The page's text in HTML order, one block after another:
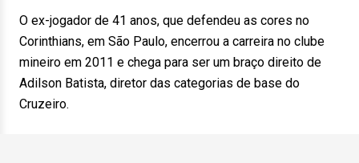
O ex-jogador de 41 anos, que defendeu as cores no
Corinthians, em São Paulo, encerrou a carreira no clube
mineiro em 2011 e chega para ser um braço direito de
Adilson Batista, diretor das categorias de base do
Cruzeiro.